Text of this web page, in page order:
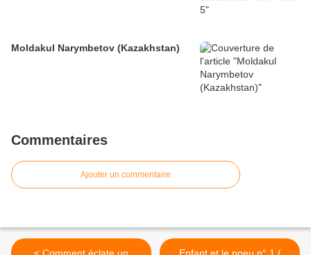
Moldakul Narymbetov (Kazakhstan)
Commentaires
Ajouter un commentaire